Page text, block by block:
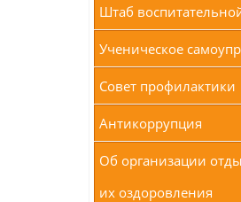
Штаб
Ученическое
Совет профилактики
Антикоррупция
Об организации
их оздоровления